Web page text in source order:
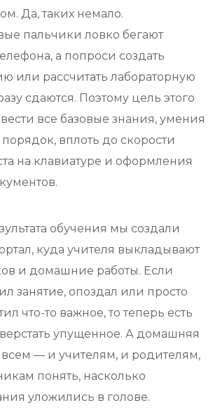
Да, таких немало.
пальчики ловко бегают
а попроси создать
или рассчитать лабораторную
сдаются. Поэтому цель этого
все базовые знания, умения
вплоть до скорости
на клавиатуре и оформления
обучения мы создали
куда учителя выкладывают
и домашние работы. Если
занятие, опоздал или просто
что-то важное, то теперь есть
упущенное. А домашняя
всем — и учителям, и родителям,
понять, насколько
уложились в голове.